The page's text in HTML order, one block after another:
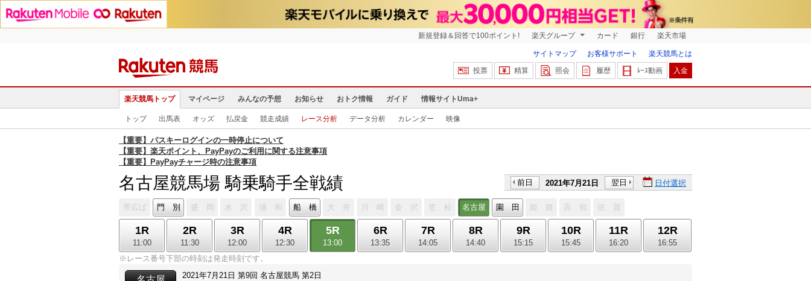
新規登録＆回答で100ポイント! 楽天グループ カード 銀行 楽天市場
サイトマップ お客様サポート
楽天競馬とは
投票
精算 照会 履歴 ﾚｰｽ動画 入金
楽天競馬トップ マイページ みんなの予想 お知らせ おトク情報 ガイド 情報サイトUma+
トップ 出馬表 オッズ 払戻金 競走成績 レース分析 データ分析 カレンダー 映像
【重要】パスキーログインの一時停止について
【重要】楽天ポイント、PayPayのご利用に関する注意事項
【重要】PayPayチャージ時の注意事項
名古屋競馬場 騎乗騎手全戦績 前日 2021年7月21日 翌日 日付選択
帯広ば 門 別 盛 岡 水 沢 浦 和 船 橋 大 井 川 崎 金 沢 笠 松 名古屋 園 田 姫 路 高 知 佐 賀
1R
11:00
2R
11:30
3R
12:00
4R
12:30
5R
13:00
6R
13:35
7R
14:05
8R
14:40
9R
15:15
10R
15:45
11R
16:20
12R
16:55
※レース番号下部の時刻は発走時刻です。
2021年7月21日 第9回 名古屋競馬 第2日